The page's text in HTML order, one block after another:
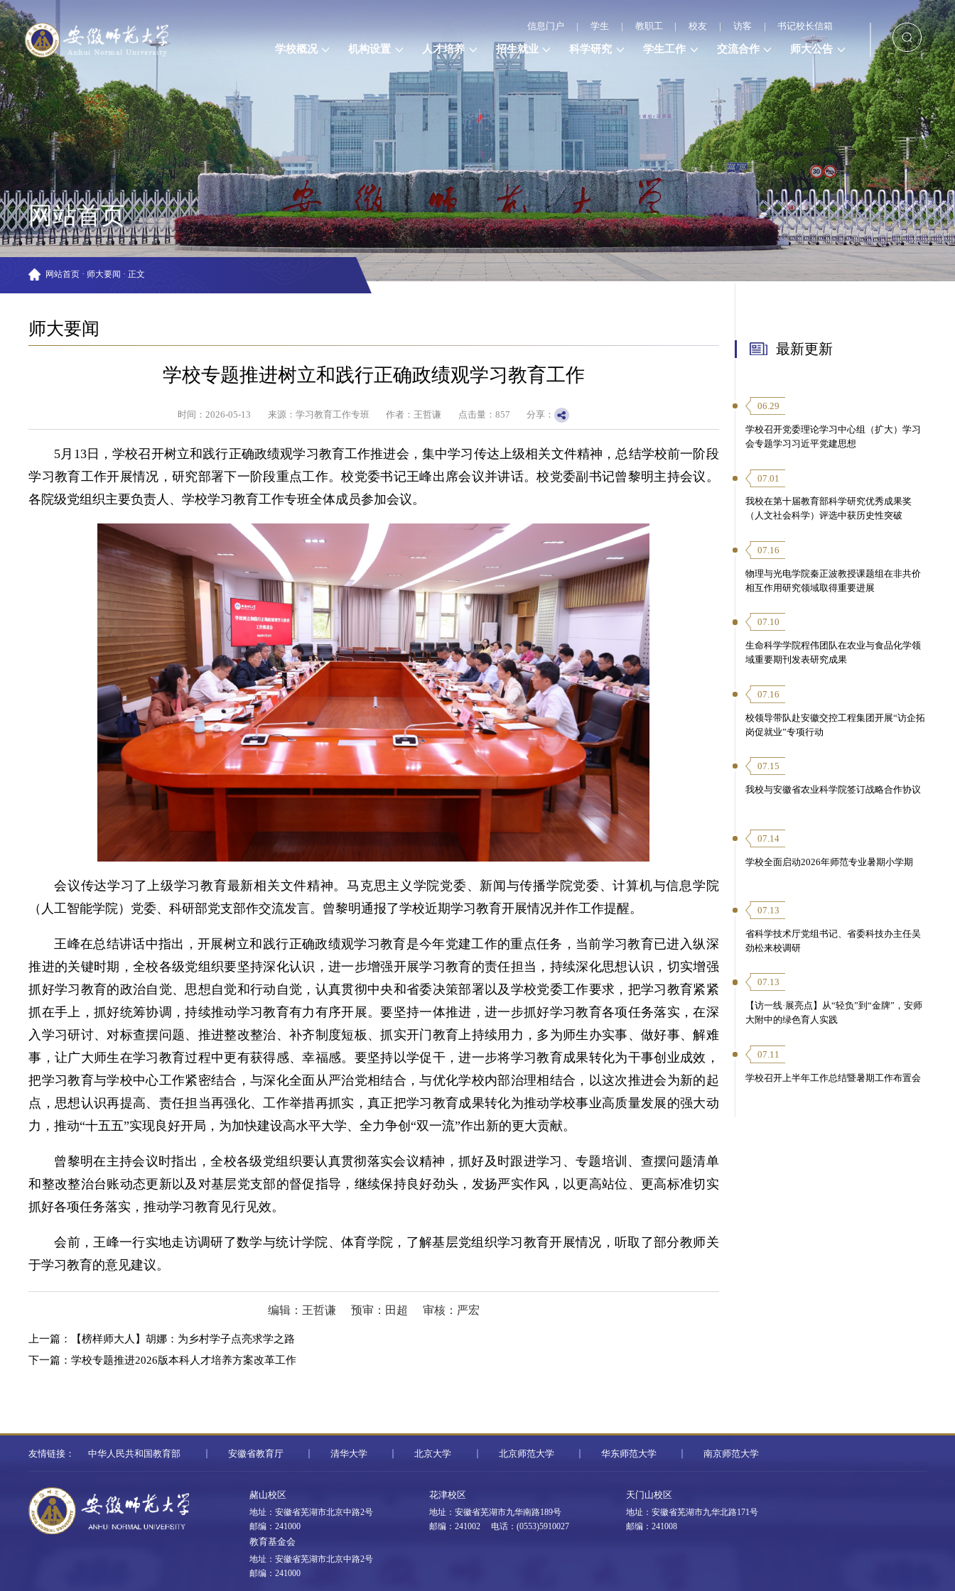
信息门户 | 学生 | 教职工 | 校友 | 访客 | 书记校长信箱
学校概况 机构设置 人才培养 招生就业 科学研究 学生工作 交流合作 师大公告
网站首页
网站首页 · 师大要闻 · 正文
师大要闻
学校专题推进树立和践行正确政绩观学习教育工作
时间：2026-05-13 来源：学习教育工作专班 作者：王哲谦 点击量： 857 分享：
5月13日，学校召开树立和践行正确政绩观学习教育工作推进会，集中学习传达上级相关文件精神，总结学校前一阶段
学习教育工作开展情况，研究部署下一阶段重点工作。校党委书记王峰出席会议并讲话。校党委副书记曾黎明主持会议。
各院级党组织主要负责人、学校学习教育工作专班全体成员参加会议。
会议传达学习了上级学习教育最新相关文件精神。马克思主义学院党委、新闻与传播学院党委、计算机与信息学院
（人工智能学院）党委、科研部党支部作交流发言。曾黎明通报了学校近期学习教育开展情况并作工作提醒。
王峰在总结讲话中指出，开展树立和践行正确政绩观学习教育是今年党建工作的重点任务，当前学习教育已进入纵深
推进的关键时期，全校各级党组织要坚持深化认识，进一步增强开展学习教育的责任担当，持续深化思想认识，切实增强
抓好学习教育的政治自觉、思想自觉和行动自觉，认真贯彻中央和省委决策部署以及学校党委工作要求，把学习教育紧紧
抓在手上，抓好统筹协调，持续推动学习教育有力有序开展。要坚持一体推进，进一步抓好学习教育各项任务落实，在深
入学习研讨、对标查摆问题、推进整改整治、补齐制度短板、抓实开门教育上持续用力，多为师生办实事、做好事、解难
事，让广大师生在学习教育过程中更有获得感、幸福感。要坚持以学促干，进一步将学习教育成果转化为干事创业成效，
把学习教育与学校中心工作紧密结合，与深化全面从严治党相结合，与优化学校内部治理相结合，以这次推进会为新的起
点，思想认识再提高、责任担当再强化、工作举措再抓实，真正把学习教育成果转化为推动学校事业高质量发展的强大动
力，推动“十五五”实现良好开局，为加快建设高水平大学、全力争创“双一流”作出新的更大贡献。
曾黎明在主持会议时指出，全校各级党组织要认真贯彻落实会议精神，抓好及时跟进学习、专题培训、查摆问题清单
和整改整治台账动态更新以及对基层党支部的督促指导，继续保持良好劲头，发扬严实作风，以更高站位、更高标准切实
抓好各项任务落实，推动学习教育见行见效。
会前，王峰一行实地走访调研了数学与统计学院、体育学院，了解基层党组织学习教育开展情况，听取了部分教师关
于学习教育的意见建议。
编辑：王哲谦 预审：田超 审核：严宏
上一篇：
【榜样师大人】胡娜：为乡村学子点亮求学之路
下一篇：学校专题推进2026版本科人才培养方案改革工作
最新更新
06.29
学校召开党委理论学习中心组（扩大）学习
会专题学习习近平党建思想
07.01
我校在第十届教育部科学研究优秀成果奖
（人文社会科学）评选中获历史性突破
07.16
物理与光电学院秦正波教授课题组在非共价
相互作用研究领域取得重要进展
07.10
生命科学学院程伟团队在农业与食品化学领
域重要期刊发表研究成果
07.16
校领导带队赴安徽交控工程集团开展“访企拓
岗促就业”专项行动
07.15
我校与安徽省农业科学院签订战略合作协议
07.14
学校全面启动2026年师范专业暑期小学期
07.13
省科学技术厅党组书记、省委科技办主任吴
劲松来校调研
07.13
【访一线·展亮点】从“轻负”到“金牌”，安师
大附中的绿色育人实践
07.11
学校召开上半年工作总结暨暑期工作布置会
友情链接： 中华人民共和国教育部 安徽省教育厅 清华大学 北京大学 北京师范大学 华东师范大学 南京师范大学
赭山校区
地址：安徽省芜湖市北京中路2号
邮编：241000
花津校区
地址：安徽省芜湖市九华南路189号
邮编：241002 电话：(0553)5910027
天门山校区
地址：安徽省芜湖市九华北路171号
邮编：241008
教育基金会
地址：安徽省芜湖市北京中路2号
邮编：241000